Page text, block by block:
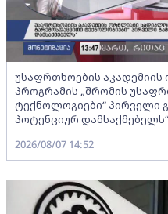
უსაფრთხოების
პროგრამის „შრომის
ტექნოლოგიები“ პირველი
პოტენციურ დამსაქმებელს“
2026/08/07 14:52